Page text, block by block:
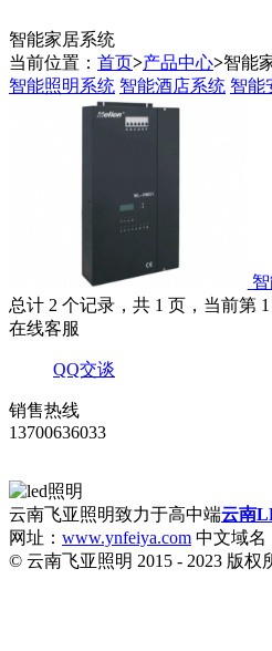
智能家居系统
当前位置： 首页>产品中心>智能
智能照明系统 智能酒店系统 智能
总计 2 个记录，共 1 页，当前第 1
在线客服
QQ交谈
销售热线
13700636033
云南飞亚照明致力于高中端云南
网址： www.ynfeiya.com 中文域名
© 云南飞亚照明 2015 - 2023 版权